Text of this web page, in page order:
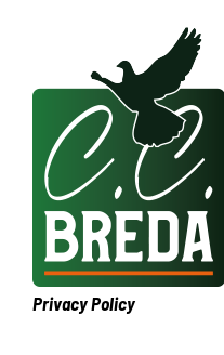
Privacy Policy